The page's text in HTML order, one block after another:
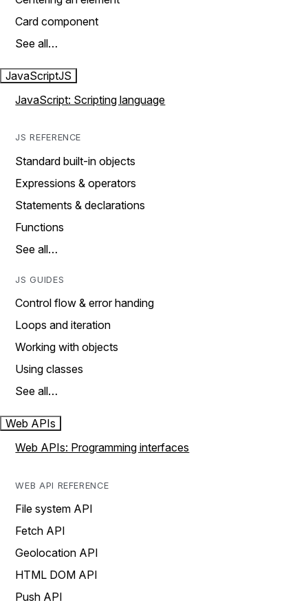
Card component
See all…
JavaScriptJS
JavaScript: Scripting language
JS REFERENCE
Standard built-in objects
Expressions & operators
Statements & declarations
Functions
See all…
JS GUIDES
Control flow & error handing
Loops and iteration
Working with objects
Using classes
See all…
Web APIs
Web APIs: Programming interfaces
WEB API REFERENCE
File system API
Fetch API
Geolocation API
HTML DOM API
Push API